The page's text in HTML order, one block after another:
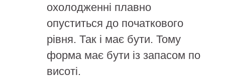
охолодженні плавно
опуститься до початкового
рівня. Так і має бути. Тому
форма має бути із запасом по
висоті.